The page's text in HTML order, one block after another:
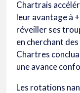
Chartrais
leur avantage à
réveiller ses
en cherchant
Chartres
une avance
Les rotations